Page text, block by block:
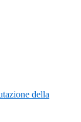
della